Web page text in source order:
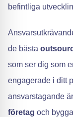
befintliga
de bästa
som ser dig som
engagerade i ditt
ansvarstagande
företag och